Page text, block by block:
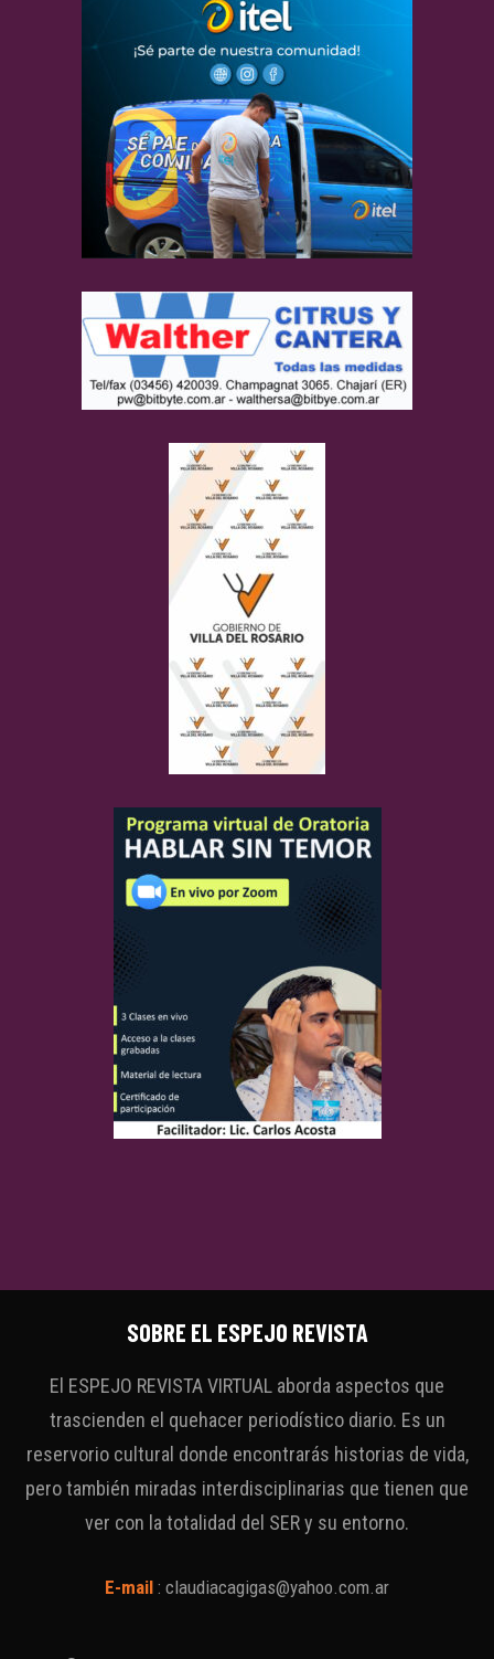
SOBRE EL ESPEJO REVISTA
El ESPEJO REVISTA VIRTUAL aborda aspectos que
trascienden el quehacer periodístico diario. Es un
reservorio cultural donde encontrarás historias de vida,
pero también miradas interdisciplinarias que tienen que
ver con la totalidad del SER y su entorno.
E-mail : claudiacagigas@yahoo.com.ar